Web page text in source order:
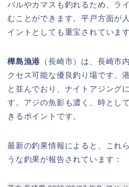
バルやカマスも釣れるため、ラ
むことができます。平戸方面が
イントとしても重宝されています
樺島漁港 （長崎市）は、長崎市
クセス可能な優良釣り場です。
と並んでおり、ナイトアジング
す。アジの魚影も濃く、時とし
きるポイントです。
最新の釣果情報によると、これ
うな釣果が報告されています：